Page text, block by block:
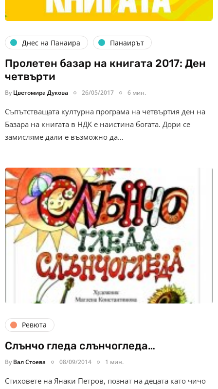
Днес на Панаира Панаирът
Пролетен базар на книгата 2017: Ден
четвърти
By Цветомира Дукова 26/05/2017 6 мин.
Съпътстващата културна програма на четвъртия ден на
Базара на книгата в НДК е наистина богата. Дори се
замисляме дали е възможно да…
Ревюта
Слънчо гледа слънчогледа…
By Вал Стоева 08/09/2014 1 мин.
Стиховете на Янаки Петров, познат на децата като чичо